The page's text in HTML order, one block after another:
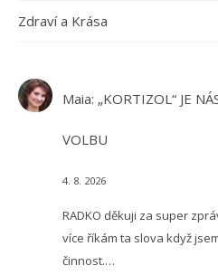
Zdraví a Krása
Maia: „KORTIZOL“ JE
VOLBU
4. 8. 2026
RADKO děkuji za super
více říkám ta slova když
činnost.…